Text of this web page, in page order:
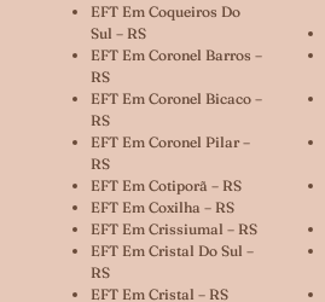
EFT Em Coqueiros Do
Sul – RS
EFT Em Coronel Barros –
RS
EFT Em Coronel Bicaco –
RS
EFT Em Coronel Pilar –
RS
EFT Em Cotiporã – RS
EFT Em Coxilha – RS
EFT Em Crissiumal – RS
EFT Em Cristal Do Sul –
RS
EFT Em Cristal – RS